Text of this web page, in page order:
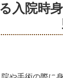
入院時